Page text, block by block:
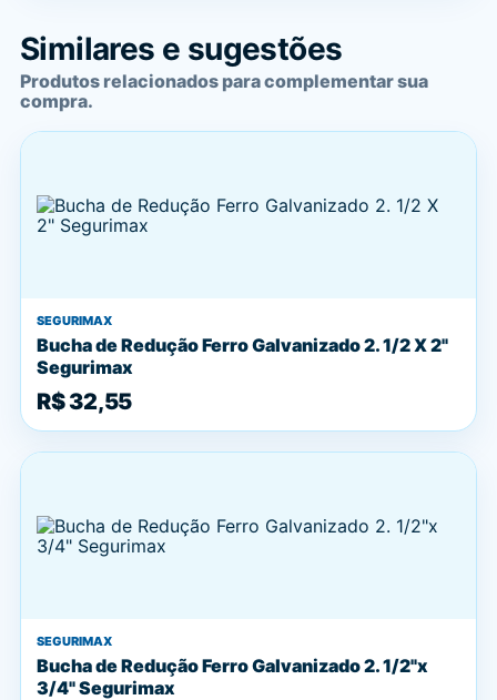
Similares e sugestões
Produtos relacionados para complementar sua
compra.
SEGURIMAX
Bucha de Redução Ferro Galvanizado 2. 1/2 X 2"
Segurimax
R$ 32,55
SEGURIMAX
Bucha de Redução Ferro Galvanizado 2. 1/2"x
3/4" Segurimax